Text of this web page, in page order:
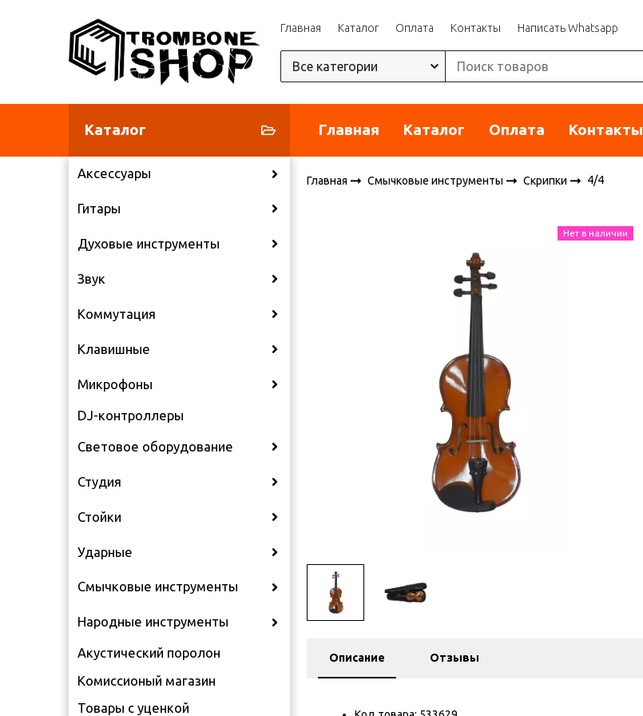
Главная Каталог Оплата Контакты Написать Whatsapp
Каталог Главная Каталог Оплата Контакты
Аксессуары
Гитары
Духовые инструменты
Звук
Коммутация
Клавишные
Микрофоны
DJ-контроллеры
Световое оборудование
Студия
Стойки
Ударные
Смычковые инструменты
Народные инструменты
Акустический поролон
Комиссионый магазин
Товары с уценкой
Главная Смычковые инструменты Скрипки 4/4
Нет в наличии
Описание Отзывы